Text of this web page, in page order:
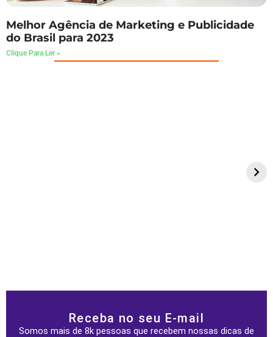
Melhor Agência de Marketing e Publicidade
do Brasil para 2023
Clique Para Ler »
Receba no seu E-mail
Somos mais de 8k pessoas que recebem nossas dicas de